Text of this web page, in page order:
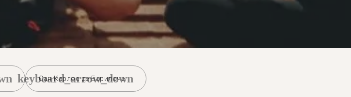
Сан-Карлос-де-Барилоче
keyboard_arrow_down